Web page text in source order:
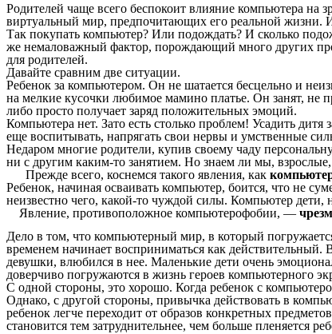
Родителей чаще всего беспокоит влияние компьютера
виртуальный мир, предпочитающих его реальной жизни.
Так покупать компьютер? Или подождать? И сколько
же немаловажный фактор, порождающий много других
для родителей.
Давайте сравним две ситуации.
Ребенок за компьютером. Он не шатается бесцельно и
на мелкие кусочки любимое мамино платье. Он занят, не
либо просто получает заряд положительных эмоций.
Компьютера нет. Зато есть столько проблем! Усадить
еще воспитывать, напрягать свои нервы и умственные
Недаром многие родители, купив своему чаду
ни с другим каким-то занятием. Но знаем ли мы,
Прежде всего, коснемся такого явления, как
Ребенок, начиная осваивать компьютер, боится, что не
неизвестно чего, какой-то чуждой силы. Компьютер
Явление, противоположное компьютерофобии, —
Дело в том, что компьютерный мир, в который
временем начинает восприниматься как
девушки, влюбился в нее. Маленькие дети очень
доверчиво погружаются в жизнь героев компьютерного
С одной стороны, это хорошо. Когда ребенок с
Однако, с другой стороны, привычка действовать в
ребенок легче переходит от образов конкретных
становится тем затруднительнее, чем больше пленяется